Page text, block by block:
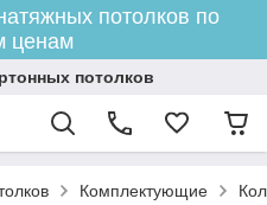
потолков по
ценам
потолков
Комплектующие